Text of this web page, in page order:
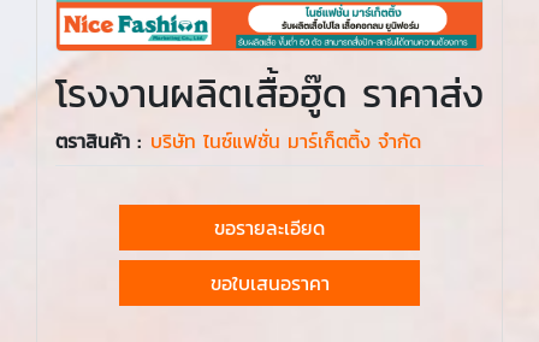
โรงงานผลิตเสื้อฮู๊ด ราคาส่ง
ตราสินค้า : บริษัท ไนซ์แฟชั่น มาร์เก็ตติ้ง จำกัด
ขอรายละเอียด
ขอใบเสนอราคา